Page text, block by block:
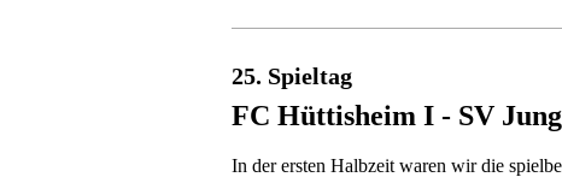
25. Spieltag
FC Hüttisheim I - SV
In der ersten Halbzeit waren wir die